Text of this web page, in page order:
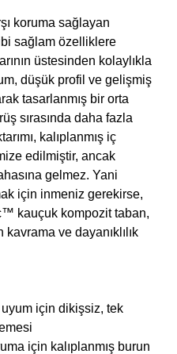
koruma sağlayan
sağlam özelliklere
üstesinden kolaylıkla
düşük profil ve gelişmiş
tasarlanmış bir orta
sırasında daha fazla
kalıplanmış iç
edilmiştir, ancak
gelmez. Yani
için inmeniz gerekirse,
kauçuk kompozit taban,
ve dayanıklılık
uyum için dikişsiz, tek
için kalıplanmış burun